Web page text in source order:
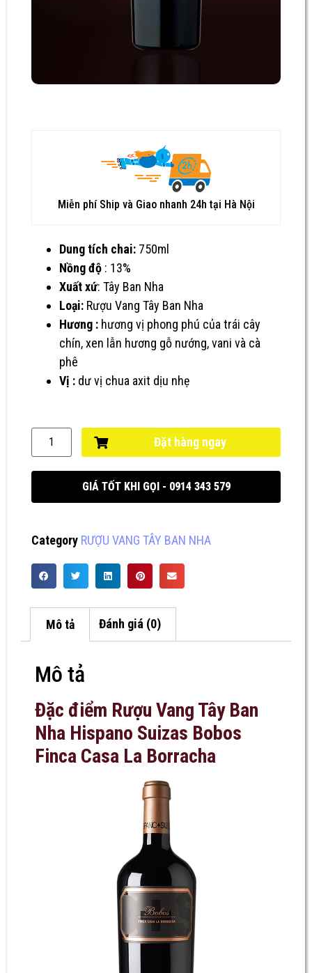
Miễn phí Ship và Giao nhanh 24h tại Hà Nội
Dung tích chai: 750ml
Nồng độ : 13%
Xuất xứ: Tây Ban Nha
Loại: Rượu Vang Tây Ban Nha
Hương : hương vị phong phú của trái cây
chín, xen lẫn hương gỗ nướng, vani và cà
phê
Vị : dư vị chua axit dịu nhẹ
Đặt hàng ngay
GIÁ TỐT KHI GỌI - 0914 343 579
Category RƯỢU VANG TÂY BAN NHA
Mô tả Đánh giá (0)
Mô tả
Đặc điểm Rượu Vang Tây Ban
Nha Hispano Suizas Bobos
Finca Casa La Borracha